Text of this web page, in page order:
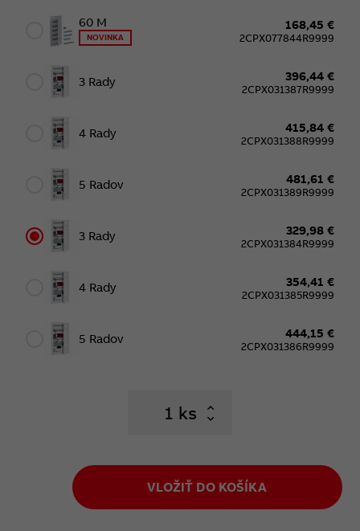
60 M
NOVINKA
168,45 €
2CPX077844R9999
3 Rady 396,44 €
2CPX031387R9999
4 Rady 415,84 €
2CPX031388R9999
5 Radov 481,61 €
2CPX031389R9999
3 Rady 329,98 €
2CPX031384R9999
4 Rady 354,41 €
2CPX031385R9999
5 Radov 444,15 €
2CPX031386R9999
ks
VLOŽIŤ DO KOŠÍKA